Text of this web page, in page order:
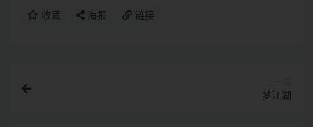
收藏 海报 链接
梦江湖